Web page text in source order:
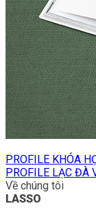
PROFILE KHÓA
PROFILE LẠC ĐÀ
Về chúng tôi
LASSO